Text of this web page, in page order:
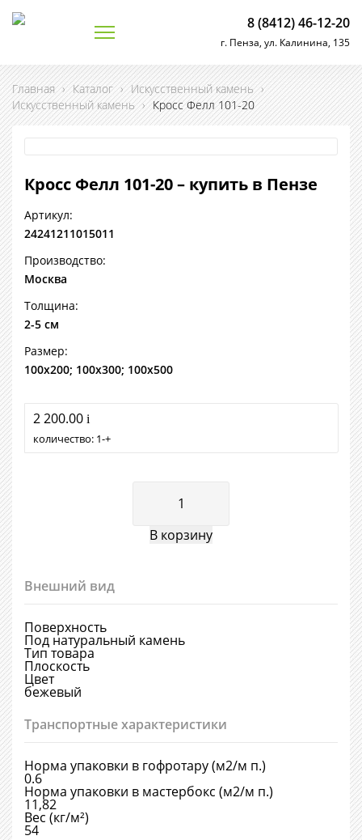
8 (8412) 46-12-20
г. Пенза, ул. Калинина, 135
Главная › Каталог › Искусственный камень ›
Искусственный камень › Кросс Фелл 101-20
Кросс Фелл 101-20 – купить в Пензе
Артикул:
24241211015011
Производство:
Москва
Толщина:
2-5 см
Размер:
100х200; 100х300; 100х500
2 200.00 i
количество: 1 +
Внешний вид
Поверхность
Под натуральный камень
Тип товара
Плоскость
Цвет
бежевый
Транспортные характеристики
Норма упаковки в гофротару (м2/м п.)
0.6
Норма упаковки в мастербокс (м2/м п.)
11,82
Вес (кг/м²)
54